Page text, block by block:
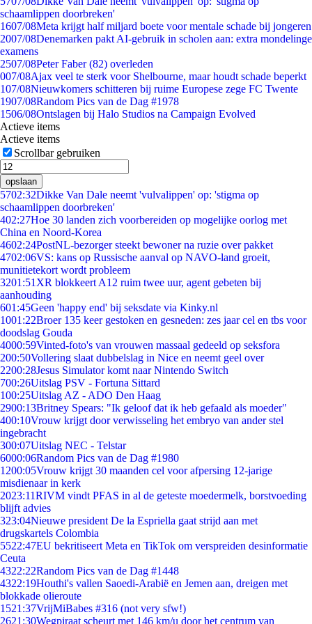
schaamlippen doorbreken'
1607/08Meta krijgt half miljard boete voor mentale schade bij jongeren
2007/08Denemarken pakt AI-gebruik in scholen aan: extra mondelinge
examens
2507/08Peter Faber (82) overleden
007/08Ajax veel te sterk voor Shelbourne, maar houdt schade beperkt
107/08Nieuwkomers schitteren bij ruime Europese zege FC Twente
1907/08Random Pics van de Dag #1978
1506/08Ontslagen bij Halo Studios na Campaign Evolved
Actieve items
Actieve items
Scrollbar gebruiken
opslaan
5702:32Dikke Van Dale neemt 'vulvalippen' op: 'stigma op
schaamlippen doorbreken'
402:27Hoe 30 landen zich voorbereiden op mogelijke oorlog met
China en Noord-Korea
4602:24PostNL-bezorger steekt bewoner na ruzie over pakket
4702:06VS: kans op Russische aanval op NAVO-land groeit,
munitietekort wordt probleem
3201:51 XR blokkeert A12 ruim twee uur, agent gebeten bij
aanhouding
601:45Geen 'happy end' bij seksdate via Kinky.nl
1001:22Broer 135 keer gestoken en gesneden: zes jaar cel en tbs voor
doodslag Gouda
4000:59Vinted-foto's van vrouwen massaal gedeeld op seksfora
200:50Vollering slaat dubbelslag in Nice en neemt geel over
2200:28Jesus Simulator komt naar Nintendo Switch
700:26Uitslag PSV - Fortuna Sittard
100:25Uitslag AZ - ADO Den Haag
2900:13Britney Spears: "Ik geloof dat ik heb gefaald als moeder"
400:10Vrouw krijgt door verwisseling het embryo van ander stel
ingebracht
300:07Uitslag NEC - Telstar
6000:06Random Pics van de Dag #1980
1200:05Vrouw krijgt 30 maanden cel voor afpersing 12-jarige
misdienaar in kerk
2023:11RIVM vindt PFAS in al de geteste moedermelk, borstvoeding
blijft advies
323:04Nieuwe president De la Espriella gaat strijd aan met
drugskartels Colombia
5522:47EU bekritiseert Meta en TikTok om verspreiden desinformatie
Ceuta
4322:22Random Pics van de Dag #1448
4322:19Houthi's vallen Saoedi-Arabië en Jemen aan, dreigen met
blokkade olieroute
1521:37VrijMiBabes #316 (not very sfw!)
2621:30Wegpiraat scheurt met 146 km/u door het centrum van